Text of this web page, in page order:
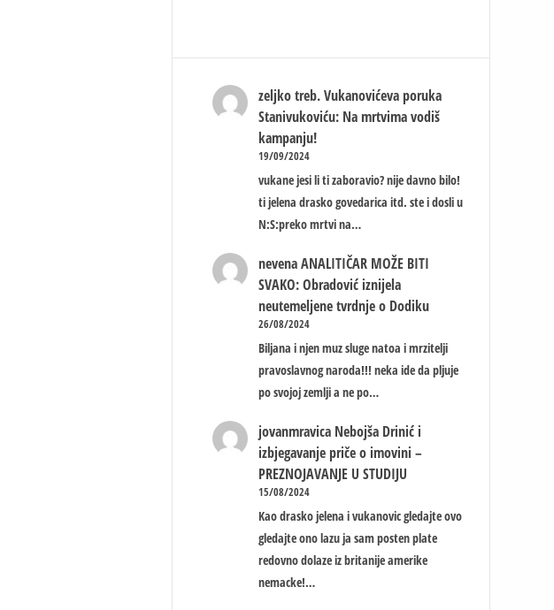
zeljko treb. Vukanovićeva poruka
Stanivukoviću: Na mrtvima vodiš
kampanju!
19/09/2024
vukane jesi li ti zaboravio? nije davno bilo!
ti jelena drasko govedarica itd. ste i dosli u
N:S:preko mrtvi na…
nevena ANALITIČAR MOŽE BITI
SVAKO: Obradović iznijela
neutemeljene tvrdnje o Dodiku
26/08/2024
Biljana i njen muz sluge natoa i mrzitelji
pravoslavnog naroda!!! neka ide da pljuje
po svojoj zemlji a ne po…
jovanmravica Nebojša Drinić i
izbjegavanje priče o imovini –
PREZNOJAVANJE U STUDIJU
15/08/2024
Kao drasko jelena i vukanovic gledajte ovo
gledajte ono lazu ja sam posten plate
redovno dolaze iz britanije amerike
nemacke!…